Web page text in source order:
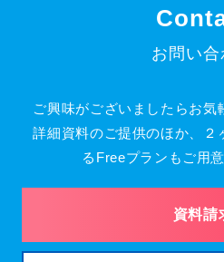
お問い合
ご興味がございましたらお気
詳細資料のご提供のほか、２
るFreeプランもご用
資料請